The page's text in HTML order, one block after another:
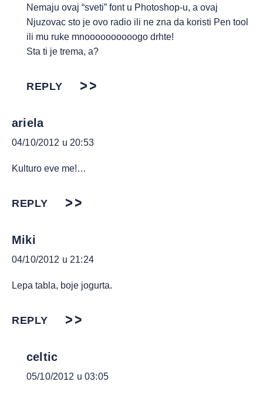
Nemaju ovaj “sveti” font u Photoshop-u, a ovaj
Njuzovac sto je ovo radio ili ne zna da koristi Pen tool
ili mu ruke mnoooooooooogo drhte!
Sta ti je trema, a?
REPLY
ariela
04/10/2012 u 20:53
Kulturo eve me!…
REPLY
Miki
04/10/2012 u 21:24
Lepa tabla, boje jogurta.
REPLY
celtic
05/10/2012 u 03:05